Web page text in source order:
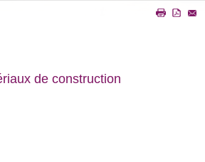
de construction